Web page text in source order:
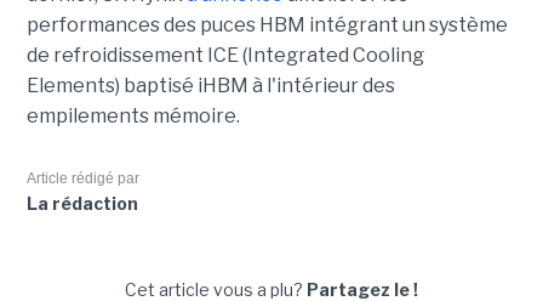
performances des puces HBM intégrant un système
de refroidissement ICE (Integrated Cooling
Elements) baptisé iHBM à l'intérieur des
empilements mémoire.
Article rédigé par
La rédaction
Cet article vous a plu? Partagez le !